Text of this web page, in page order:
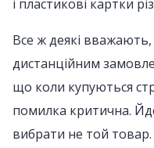
і пластикові картки
Все ж деякі вважають,
дистанційним
що коли купуються
помилка критична.
вибрати не той